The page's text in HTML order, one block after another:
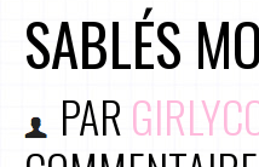
SABLÉS
PAR